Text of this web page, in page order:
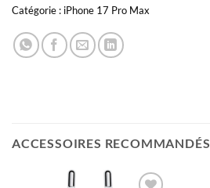
Catégorie : iPhone 17 Pro Max
ACCESSOIRES RECOMMANDÉS